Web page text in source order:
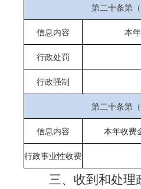
第二十条第
信息内容 本
行政处罚
行政强制
第二十条第
信息内容 本年收费
行政事业性收费
三、收到和处理